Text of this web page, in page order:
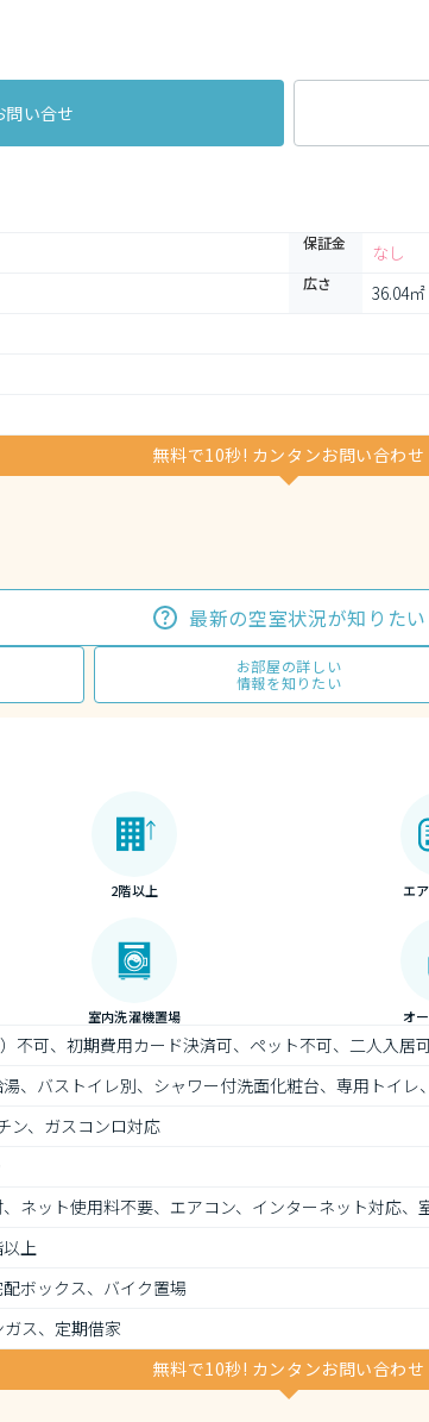
問い合せ
保証金 なし
広さ 36.04㎡
無料で10秒! カンタンお問い合わせ
最新の空室状況が知りたい
お部屋の詳しい
情報を知りたい
2階以上 エ
室内洗濯機置場 オ
不可、初期費用カード決済可、ペット不可、二人入居
、バストイレ別、シャワー付洗面化粧台、専用トイ
ン、ガスコンロ対応
ネット使用料不要、エアコン、インターネット対応
上
ボックス、バイク置場
ス、定期借家
無料で10秒! カンタンお問い合わせ